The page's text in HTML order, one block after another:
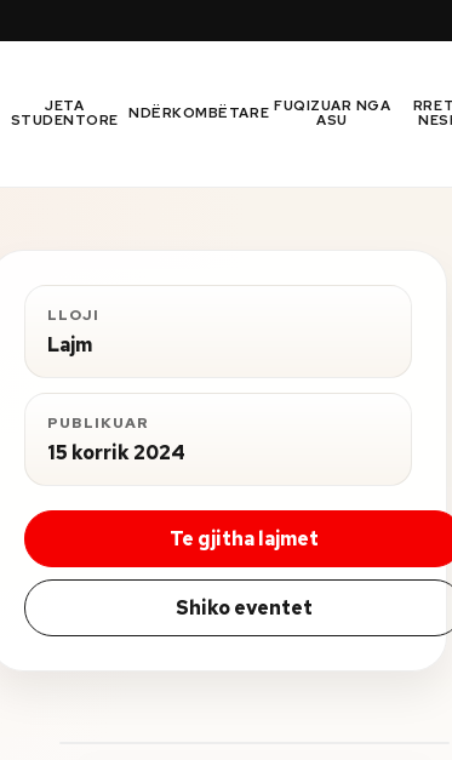
JETA
STUDENTORE NDËRKOMBËTARE FUQIZUAR NGA
ASU
LLOJI
Lajm
PUBLIKUAR
15 korrik 2024
Te gjitha lajmet
Shiko eventet